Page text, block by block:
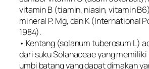
vitamin B (tiamin, niasin, vitamin
mineral P. Mg, dan K (International
1984).
• Kentang (solanum tuberosum L)
dari suku Solanaceae yang memiliki
umbi batang yang dapat dimakan